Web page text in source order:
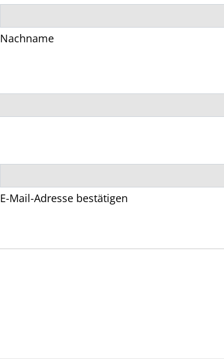
Nachname
E-Mail-Adresse bestätigen